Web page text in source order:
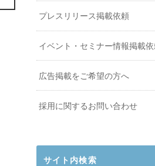
プレスリリース掲載依頼
イベント・セミナー情報掲載
広告掲載をご希望の方へ
採用に関するお問い合わせ
サイト内検索